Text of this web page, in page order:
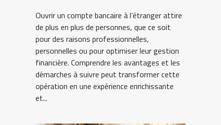
Ouvrir un compte bancaire à l’étranger attire
de plus en plus de personnes, que ce soit
pour des raisons professionnelles,
personnelles ou pour optimiser leur gestion
financière. Comprendre les avantages et les
démarches à suivre peut transformer cette
opération en une expérience enrichissante
et...